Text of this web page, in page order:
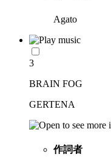
Agato
3
BRAIN FOG
GERTENA
作詞者